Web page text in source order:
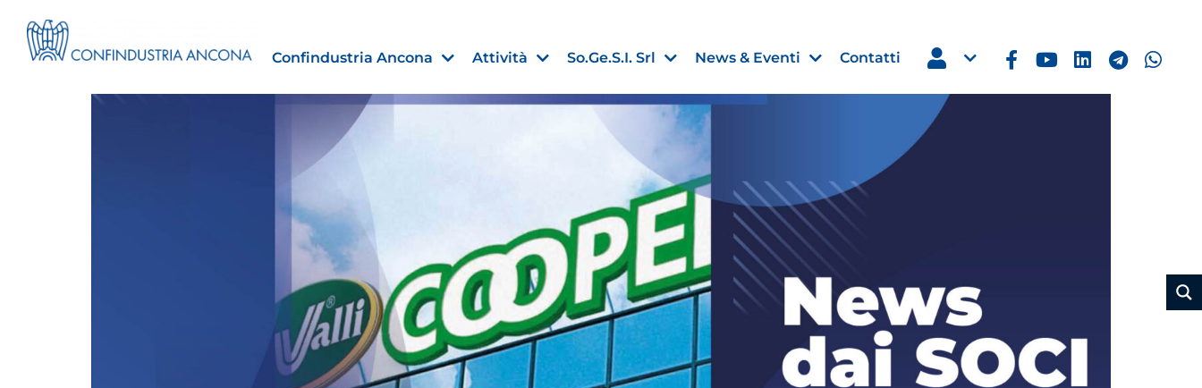
Confindustria Ancona Attività So.Ge.S.I. Srl News & Eventi
Importazioni dagli Stati Uniti nell’UE:
novità sulle prove di origine non
Finanza agevolata
“PMI, Industria e Incentivi alle Imprese
”
30 Luglio 2026
Leggi →
30 Luglio 2026
Leggi →
Contatti